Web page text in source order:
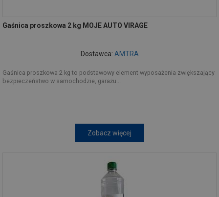
Gaśnica proszkowa 2 kg MOJE AUTO VIRAGE
Dostawca: AMTRA
Gaśnica proszkowa 2 kg to podstawowy element wyposażenia zwiększający
bezpieczeństwo w samochodzie, garażu...
Zobacz więcej